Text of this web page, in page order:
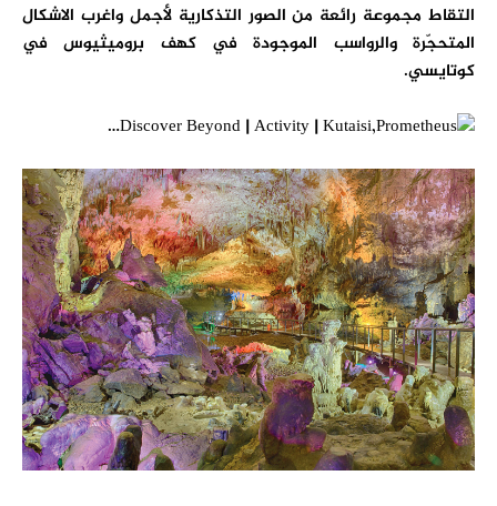
التقاط مجموعة رائعة من الصور التذكارية لأجمل واغرب الاشكال
المتحجّرة والرواسب الموجودة في كهف بروميثيوس في
كوتايسي.